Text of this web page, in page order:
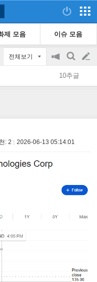
제 모음 이슈 모음
전체보기
공
지
on/off
검
색
글
쓰
10추글
: 2 2026-06-13 05:14:01